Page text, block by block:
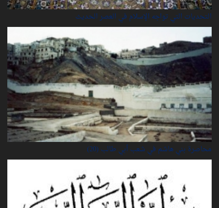
التحديات التي تواجه الإسلام في العصر الحديث
محاصرة بني هاشم في شعب أبي طالب (20)